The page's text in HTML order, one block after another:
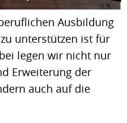
Ausbildung
unterstützen ist für
legen wir nicht nur
Erweiterung der
auch auf die